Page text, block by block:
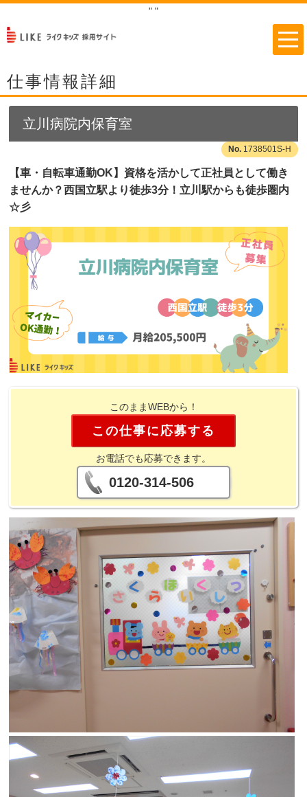
" "
仕事情報詳細
立川病院内保育室
1738501S-H
【車・自転車通勤OK】資格を活かして正社員として働き
ませんか？西国立駅より徒歩3分！立川駅からも徒歩圏内
☆彡
このままWEBから！
この仕事に応募する
お電話でも応募できます。
0120-314-506